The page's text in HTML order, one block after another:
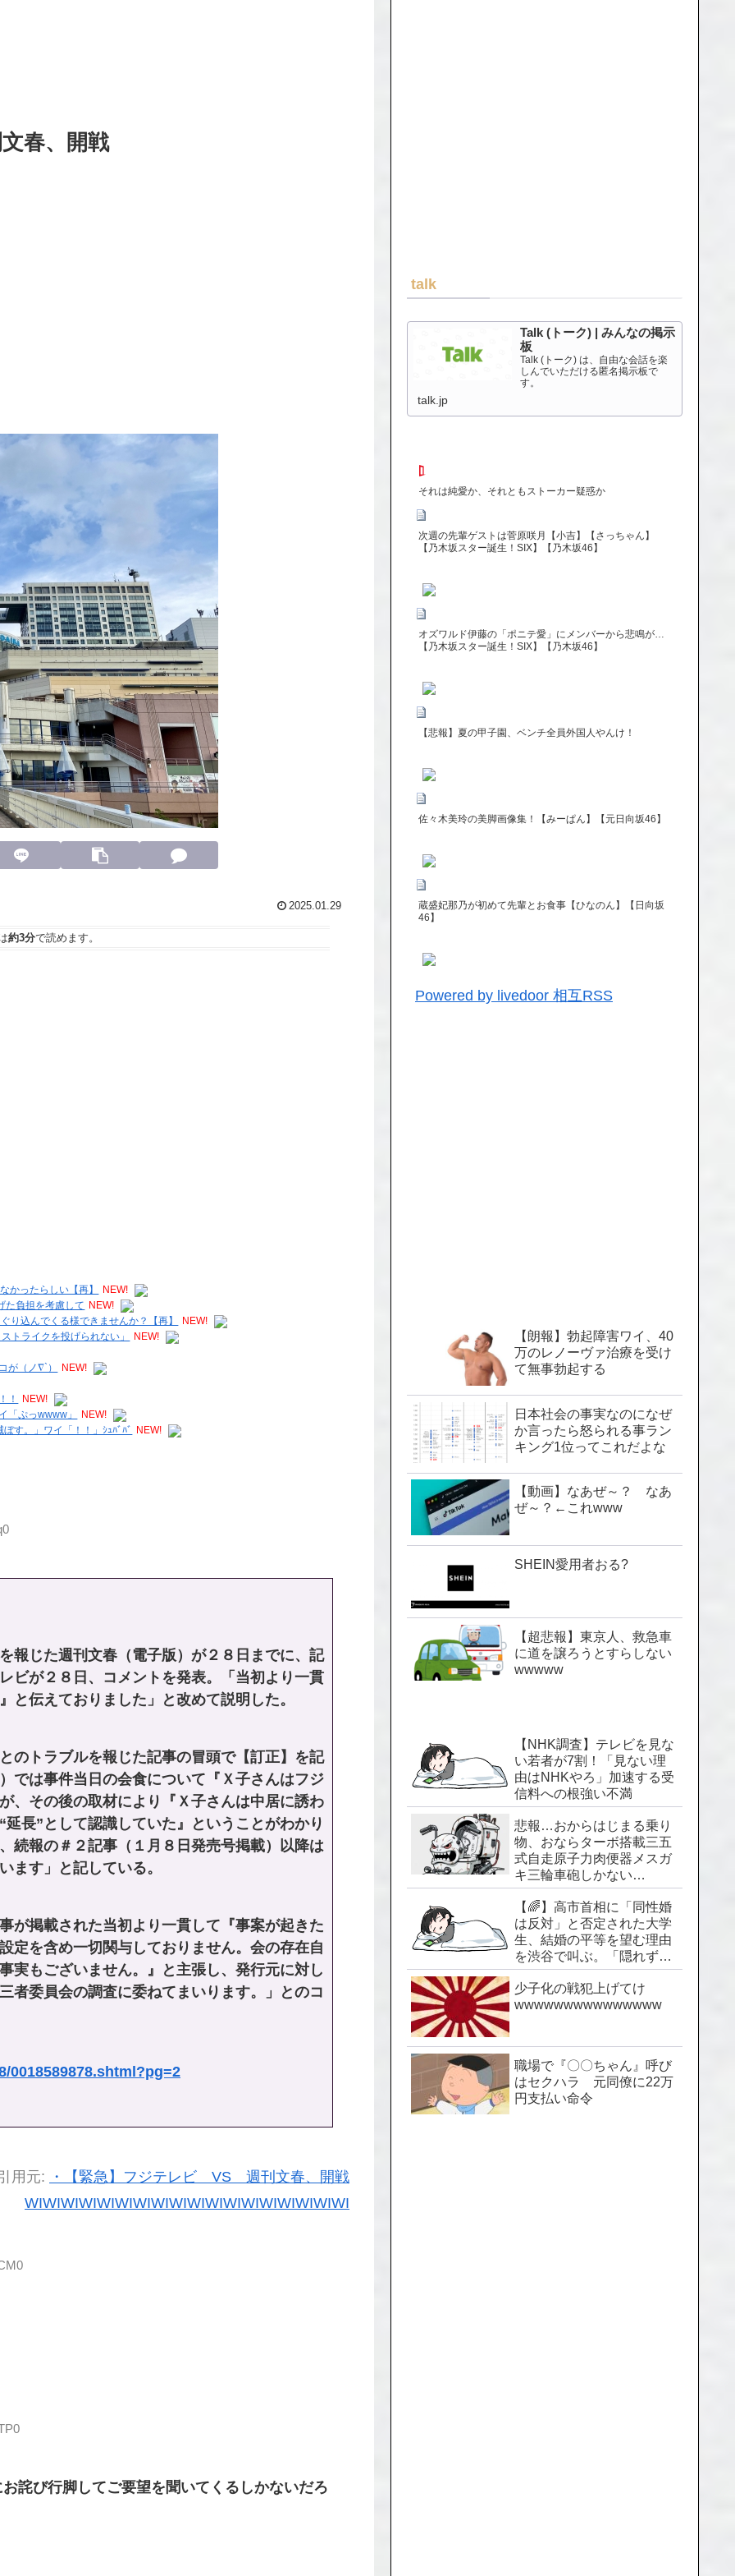
春、開戦
2025.01.29
約3分で読めます。
かったらしい【再】
NEW!
た負担を考慮して NEW!
り込んでくる様できませんか？【再】
NEW!
トライクを投げられない」
NEW!
が（ノ∇`） NEW!
！
NEW!
「ぷっwwww」
NEW!
す。」ワイ「！！」ｼｭﾊﾞﾊﾞ
NEW!
じた週刊文春（電子版）が２８日までに、記
ビが２８日、コメントを発表。「当初より一貫
と伝えておりました」と改めて説明した。
トラブルを報じた記事の冒頭で【訂正】を記
では事件当日の会食について『Ｘ子さんはフジ
、その後の取材により『Ｘ子さんは中居に誘わ
長”として認識していた』ということがわかり
続報の＃２記事（１月８日発売号掲載）以降は
ます」と記している。
掲載された当初より一貫して『事案が起きた
定を含め一切関与しておりません。会の存在自
実もございません。』と主張し、発行元に対し
者委員会の調査に委ねてまいります。」とのコ
0018589878.shtml?pg=2
用元:
・【緊急】フジテレビ VS 週刊文春、開戦
WIWIWIWIWIWIWIWIWIWIWIWIWIWIWIWIWIWI
詫び行脚してご要望を聞いてくるしかないだろ
talk
Talk (トーク) | みんなの掲示
板
Talk (トーク) は、自由な会話を楽
しんでいただける匿名掲示板で
す。
talk.jp
それは純愛か、それともストーカー疑惑か
次週の先輩ゲストは菅原咲月【小吉】【さっちゃん】
【乃木坂スター誕生！SIX】【乃木坂46】
オズワルド伊藤の「ポニテ愛」にメンバーから悲鳴が…
【乃木坂スター誕生！SIX】【乃木坂46】
【悲報】夏の甲子園、ベンチ全員外国人やんけ！
佐々木美玲の美脚画像集！【みーぱん】【元日向坂46】
蔵盛妃那乃が初めて先輩とお食事【ひなのん】【日向坂
46】
Powered by livedoor 相互RSS
【朗報】勃起障害ワイ、40
万のレノーヴァ治療を受け
て無事勃起する
日本社会の事実なのになぜ
か言ったら怒られる事ラン
キング1位ってこれだよな
【動画】なあぜ～？ なあ
ぜ～？←これwww
SHEIN愛用者おる?
【超悲報】東京人、救急車
に道を譲ろうとすらしない
wwwww
【NHK調査】テレビを見な
い若者が7割！「見ない理
由はNHKやろ」加速する受
信料への根強い不満
悲報…おからはじまる乗り
物、おならターボ搭載三五
式自走原子力肉便器メスガ
キ三輪車砲しかない…
【🌈】高市首相に「同性婚
は反対」と否定された大学
生、結婚の平等を望む理由
を渋谷で叫ぶ。「隠れずに
生きられる社会を」
少子化の戦犯上げてけ
wwwwwwwwwwwwwww
職場で『〇〇ちゃん』呼び
はセクハラ 元同僚に22万
円支払い命令